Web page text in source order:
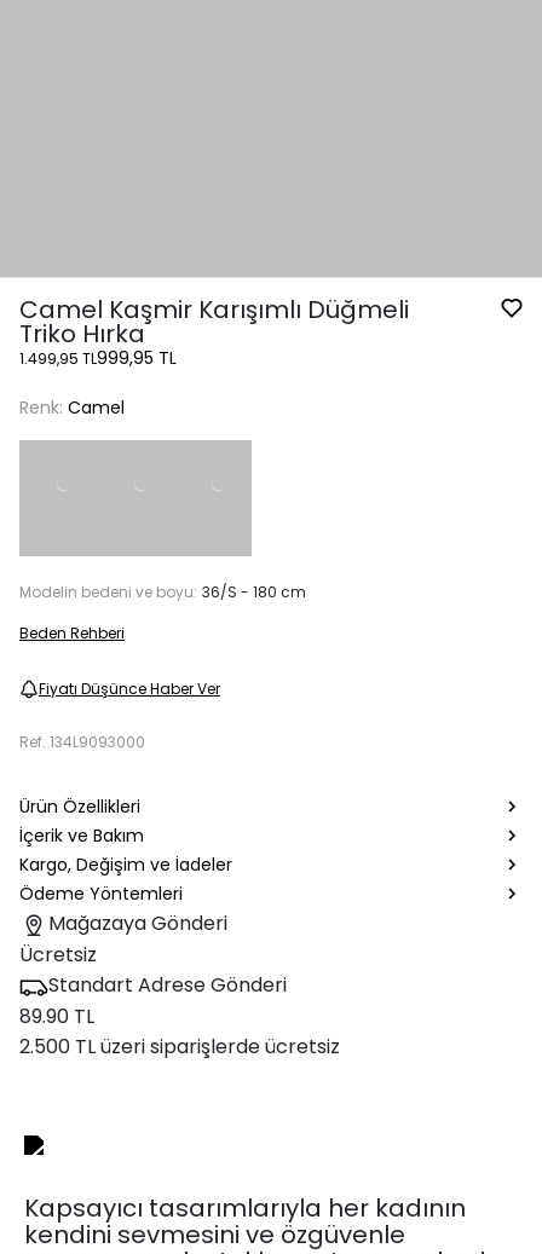
Camel Kaşmir Karışımlı Düğmeli
Triko Hırka
1.499,95 TL999,95 TL
Renk: Camel
Modelin bedeni ve boyu: 36/S - 180 cm
Beden Rehberi
Fiyatı Düşünce Haber Ver
Ref. 134L9093000
Ürün Özellikleri
İçerik ve Bakım
Kargo, Değişim ve İadeler
Ödeme Yöntemleri
Mağazaya Gönderi
Ücretsiz
Standart Adrese Gönderi
89.90 TL
2.500 TL üzeri siparişlerde ücretsiz
Kapsayıcı tasarımlarıyla her kadının
kendini sevmesini ve özgüvenle